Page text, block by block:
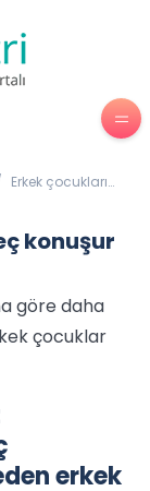
Erkek çocukları
konuşur
göre daha
çocuklar
erkek